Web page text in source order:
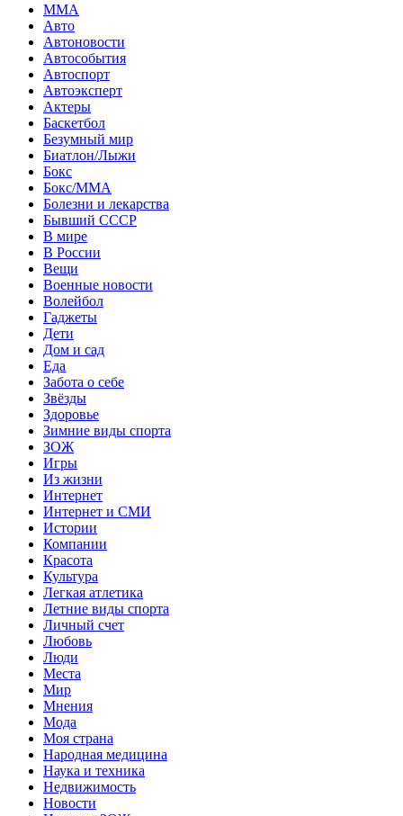
MMA
Авто
Автоновости
Автособытия
Автоспорт
Автоэксперт
Актеры
Баскетбол
Безумный мир
Биатлон/Лыжи
Бокс
Бокс/MMA
Болезни и лекарства
Бывший СССР
В мире
В России
Вещи
Военные новости
Волейбол
Гаджеты
Дети
Дом и сад
Еда
Забота о себе
Звёзды
Здоровье
Зимние виды спорта
ЗОЖ
Игры
Из жизни
Интернет
Интернет и СМИ
Истории
Компании
Красота
Культура
Легкая атлетика
Летние виды спорта
Личный счет
Любовь
Люди
Места
Мир
Мнения
Мода
Моя страна
Народная медицина
Наука и техника
Недвижимость
Новости